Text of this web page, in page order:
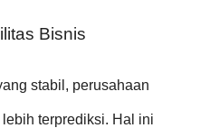
Bisnis
stabil, perusahaan
terprediksi. Hal ini